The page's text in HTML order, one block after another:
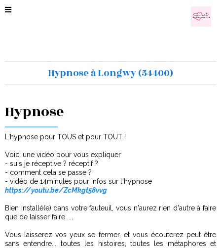
Hypnose à Longwy (54400)
Hypnose
L'hypnose pour TOUS et pour TOUT !
Voici une vidéo pour vous expliquer
- suis je réceptive ? réceptif ?
- comment cela se passe ?
- vidéo de 14minutes pour infos sur l'hypnose
https://youtu.be/ZcMkgt58vvg
Bien installé(e) dans votre fauteuil, vous n'aurez rien d'autre à faire
que de laisser faire ....
Vous laisserez vos yeux se fermer, et vous écouterez peut être
sans entendre... toutes les histoires, toutes les métaphores et